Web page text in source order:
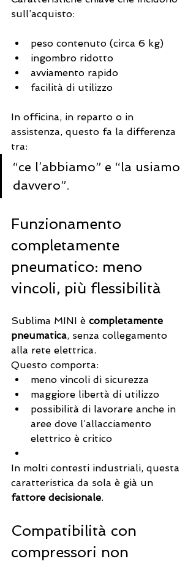
sull’acquisto:
peso contenuto (circa 6 kg)
ingombro ridotto
avviamento rapido
facilità di utilizzo
In officina, in reparto o in
assistenza, questo fa la differenza
tra:
“ce l’abbiamo” e “la usiamo
davvero”.
Funzionamento
completamente
pneumatico: meno
vincoli, più flessibilità
Sublima MINI è completamente
pneumatica, senza collegamento
alla rete elettrica.
Questo comporta:
meno vincoli di sicurezza
maggiore libertà di utilizzo
possibilità di lavorare anche in
aree dove l’allacciamento
elettrico è critico
In molti contesti industriali, questa
caratteristica da sola è già un
fattore decisionale.
Compatibilità con
compressori non